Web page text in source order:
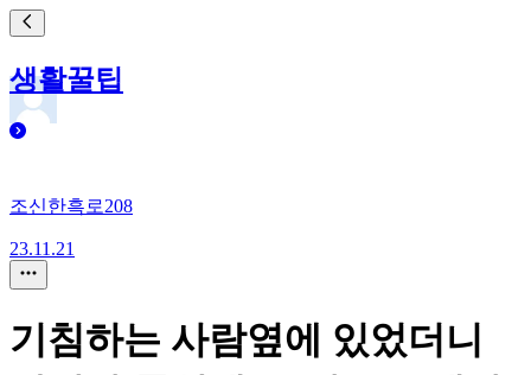
생활꿀팁
조신한흑로208
23.11.21
기침하는 사람옆에 있었더니